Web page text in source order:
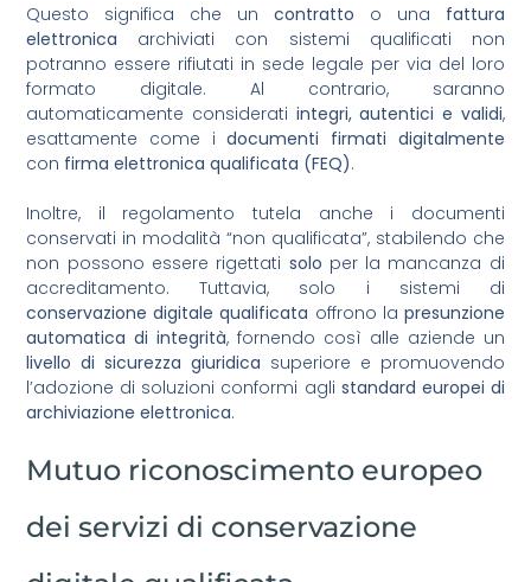
Questo significa che un contratto o una fattura
elettronica archiviati con sistemi qualificati non
potranno essere rifiutati in sede legale per via del loro
formato digitale. Al contrario, saranno
automaticamente considerati integri, autentici e validi,
esattamente come idocumenti firmati digitalmente
con firma elettronica qualificata (FEQ).
Inoltre, il regolamento tutela anche i documenti
conservati in modalità “non qualificata”, stabilendo che
non possono essere rigettati solo per la mancanza di
accreditamento. Tuttavia, solo i sistemi di
conservazione digitale qualificata offrono la presunzione
automatica di integrità, fornendo così alle aziende un
livello di sicurezza giuridica superiore e promuovendo
l’adozione di soluzioni conformi agli standard europei di
archiviazione elettronica.
Mutuo riconoscimento europeo
dei servizi di conservazione